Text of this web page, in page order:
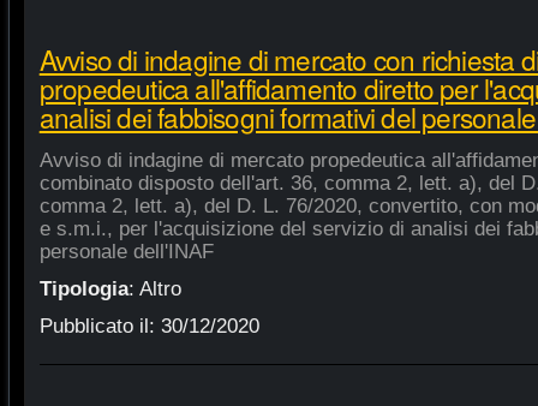
Avviso di indagine di mercato con richiesta
propedeutica all'affidamento diretto per
analisi dei fabbisogni formativi del
Avviso di indagine di mercato propedeutica
combinato disposto dell'art. 36, comma 2, lett. a), del
comma 2, lett. a), del D. L. 76/2020, convertito, con
e s.m.i., per l'acquisizione del servizio di analisi dei
personale dell'INAF
Tipologia: Altro
Pubblicato il: 30/12/2020